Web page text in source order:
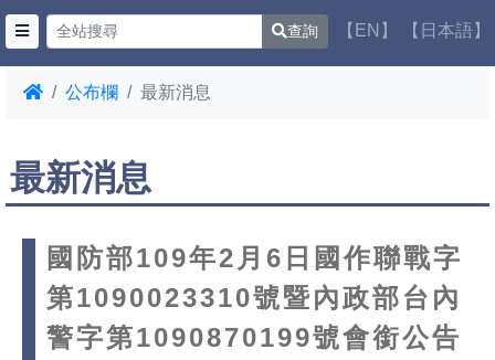
查詢 【EN】 【日本語】
公布欄 最新消息
最新消息
國防部109年2月6日國作聯戰字
第1090023310號暨內政部台內
警字第1090870199號會銜公告